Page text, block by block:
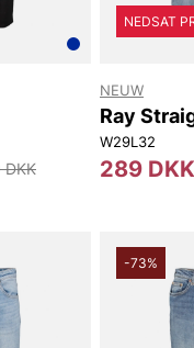
DKK
NEDSAT
NEUW
Ray
W29L32
289 DKK
-73%